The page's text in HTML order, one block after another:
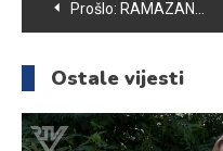
članaka
Prošlo: RAMAZANSKI PAKETI ZA PORODICE SLABIJEG IMOVINSKOG STANJA
Ostale vijesti